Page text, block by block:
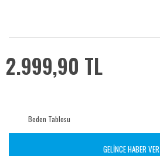
2.999,90 TL
Beden Tablosu
GELİNCE HABER VER